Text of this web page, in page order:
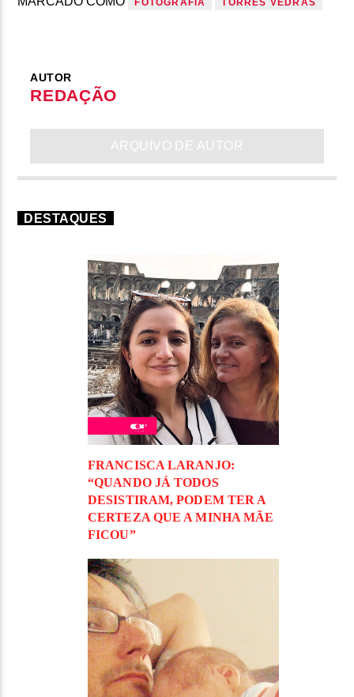
FOTOGRAFIA TORRES VEDRAS
AUTOR
REDAÇÃO
ARQUIVO DE AUTOR
DESTAQUES
FRANCISCA LARANJO:
“QUANDO JÁ TODOS
DESISTIRAM, PODEM TER A
CERTEZA QUE A MINHA MÃE
FICOU”